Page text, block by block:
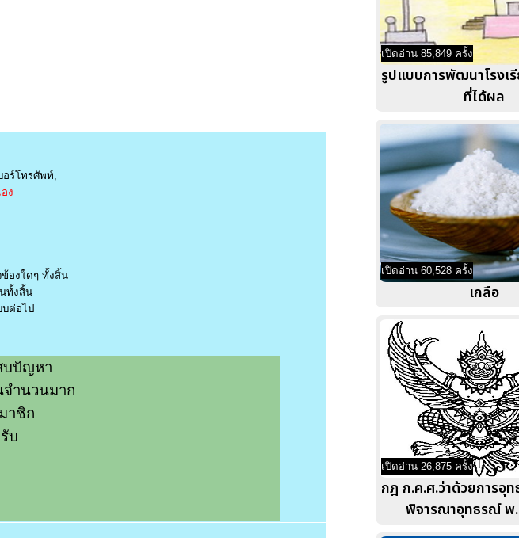
อร์โทรศัพท์,
ง
ข้องใดๆ ทั้งสิ้น
ทั้งสิ้น
บต่อไป
บปัญหา
จำนวนมาก
าชิก
บ
เปิดอ่าน 85,849 ครั้ง
รูปแบบการพัฒนาโรงเ
ที่ได้ผล
เปิดอ่าน 60,528 ครั้ง
เกลือ
เปิดอ่าน 26,875 ครั้ง
กฎ ก.ค.ศ.ว่าด้วยการอุ
พิจารณาอุทธรณ์ พ